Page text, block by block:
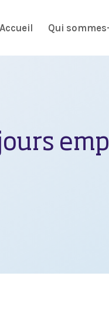
Accueil Qui